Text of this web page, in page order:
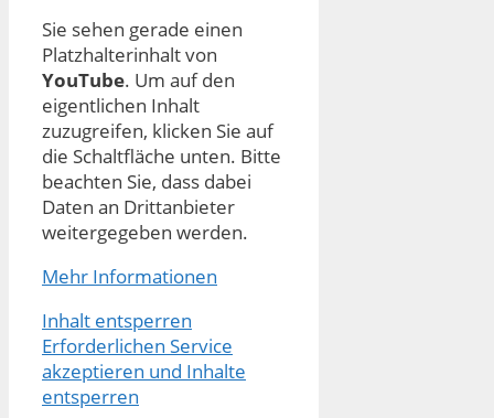
Sie sehen gerade einen
Platzhalterinhalt von
YouTube. Um auf den
eigentlichen Inhalt
zuzugreifen, klicken Sie auf
die Schaltfläche unten. Bitte
beachten Sie, dass dabei
Daten an Drittanbieter
weitergegeben werden.
Mehr Informationen
Inhalt entsperren
Erforderlichen Service
akzeptieren und Inhalte
entsperren